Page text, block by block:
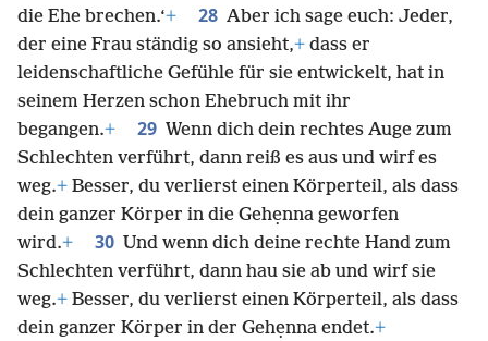
die Ehe brechen.‘+ 28 Aber ich sage euch: Jeder,
der eine Frau ständig so ansieht,+ dass er
leidenschaftliche Gefühle für sie entwickelt, hat in
seinem Herzen schon Ehebruch mit ihr
begangen.+ 29 Wenn dich dein rechtes Auge zum
Schlechten verführt, dann reiß es aus und wirf es
weg.+ Besser, du verlierst einen Körperteil, als dass
dein ganzer Körper in die Gehẹnna geworfen
wird.+ 30 Und wenn dich deine rechte Hand zum
Schlechten verführt, dann hau sie ab und wirf sie
weg.+ Besser, du verlierst einen Körperteil, als dass
dein ganzer Körper in der Gehẹnna endet.+